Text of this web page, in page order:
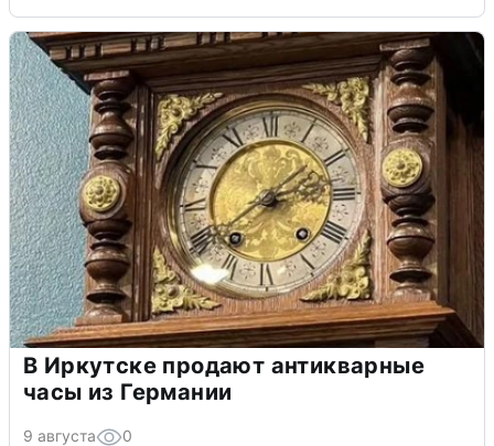
В Иркутске продают антикварные
часы из Германии
9 августа 0